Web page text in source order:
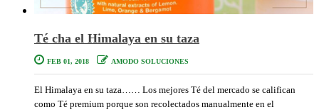
Té cha el Himalaya en su taza
FEB 01, 2018 AMODO SOLUCIONES
El Himalaya en su taza…… Los mejores Té del mercado se califican
como Té premium porque son recolectados manualmente en el